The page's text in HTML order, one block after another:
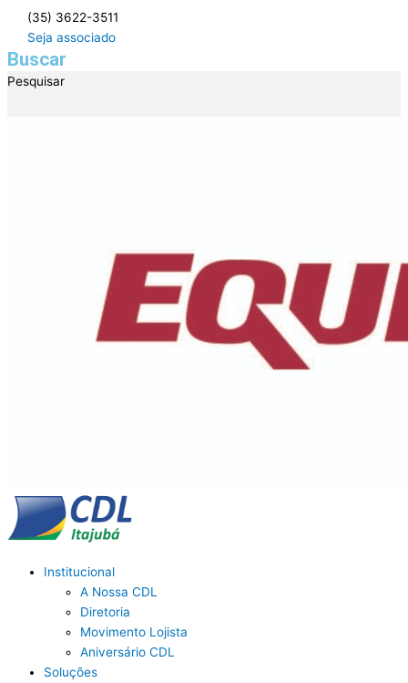
para
o
conteúdo
(35) 3622-3511
Seja associado
Buscar
Pesquisar
Institucional
A Nossa CDL
Diretoria
Movimento Lojista
Aniversário CDL
Soluções